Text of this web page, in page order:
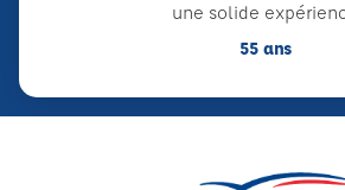
une solide
55 ans